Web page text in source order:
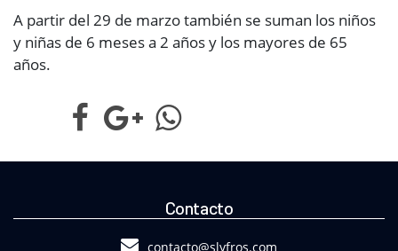
A partir del 29 de marzo también se suman los niños
y niñas de 6 meses a 2 años y los mayores de 65
años.
Contacto
contacto@slyfros.com